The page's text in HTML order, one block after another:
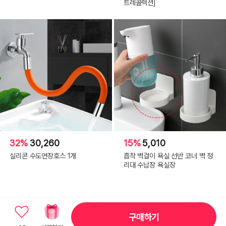
트레콜렉션]
32% 30,260
실리콘 수도연장호스 1개
15%5,010
흡착 벽걸이 욕실 선반 코너 벽 정
리대 수납장 욕실장
구매하기